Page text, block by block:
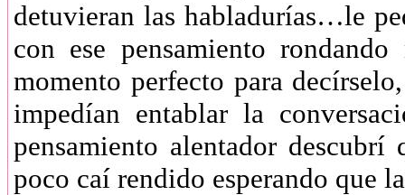
detuvieran las habladurías…le
con ese pensamiento
momento perfecto para
impedían entablar la
pensamiento alentador
poco caí rendido esperando que